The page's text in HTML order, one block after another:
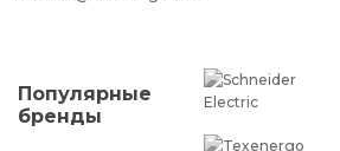
Популярные
бренды